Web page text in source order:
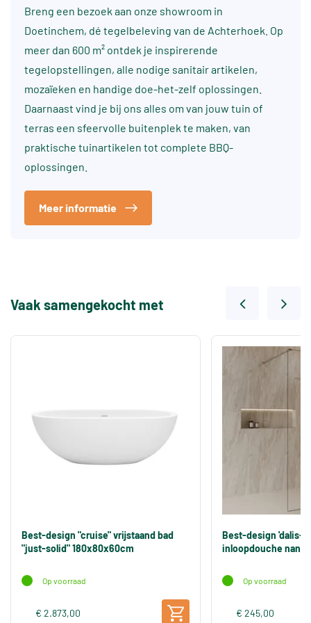
Breng een bezoek aan onze showroom in
Doetinchem, dé tegelbeleving van de Achterhoek. Op
meer dan 600 m² ontdek je inspirerende
tegelopstellingen, alle nodige sanitair artikelen,
mozaïeken en handige doe-het-zelf oplossingen.
Daarnaast vind je bij ons alles om van jouw tuin of
terras een sfeervolle buitenplek te maken, van
praktische tuinartikelen tot complete BBQ-
oplossingen.
Meer informatie
Vaak samengekocht met
Best-design "cruise" vrijstaand bad
"just-solid" 180x80x60cm
Op voorraad
€ 2.873,00
Best-design 'dalis-
inloopdouche nano
Op voorraad
€ 245,00